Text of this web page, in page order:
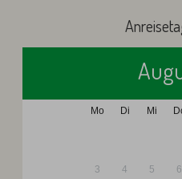
Mo Di Mi
3 4 5 6